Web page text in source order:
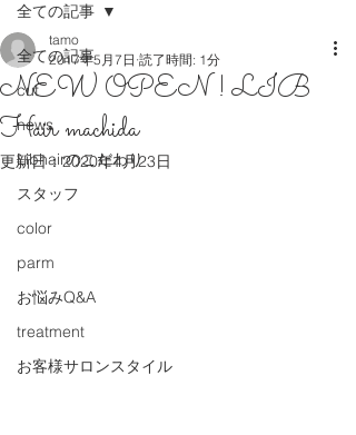
全ての記事
cut
news
Libhairのこだわり
スタッフ
color
parm
お悩みQ&A
treatment
お客様サロンスタイル
全ての記事
NEW OPEN ! LIB
Hair machida
tamo
2017年5月7日 読了時間: 1分
更新日：2020年4月23日